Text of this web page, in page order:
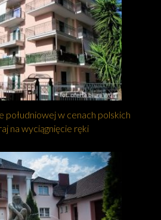
w cenach polskich
na wyciągnięcie ręki